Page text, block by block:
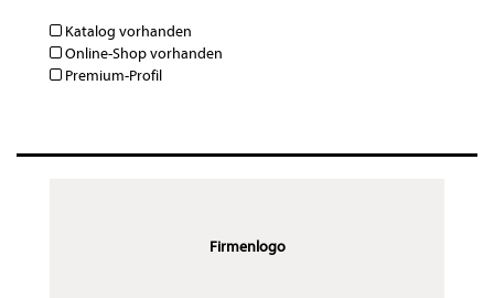
Katalog vorhanden
Online-Shop vorhanden
Premium-Profil
Firmenlogo